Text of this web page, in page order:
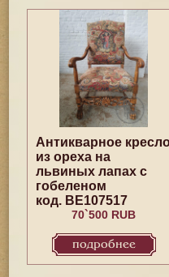
Антикварное
из ореха на
львиных лапах с
гобеленом
код. BE107517
70`500 RUB
подробнее